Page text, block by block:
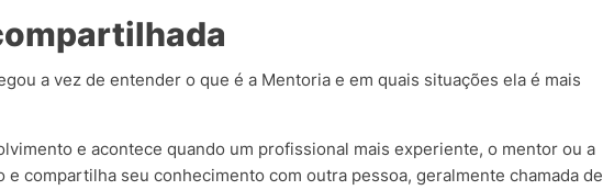
a vez de entender o que é a Mentoria e em quais situações ela é mais
e acontece quando um profissional mais experiente, o mentor ou a
compartilha seu conhecimento com outra pessoa, geralmente chamada de